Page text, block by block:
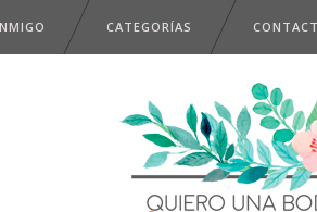
CATEGORÍAS